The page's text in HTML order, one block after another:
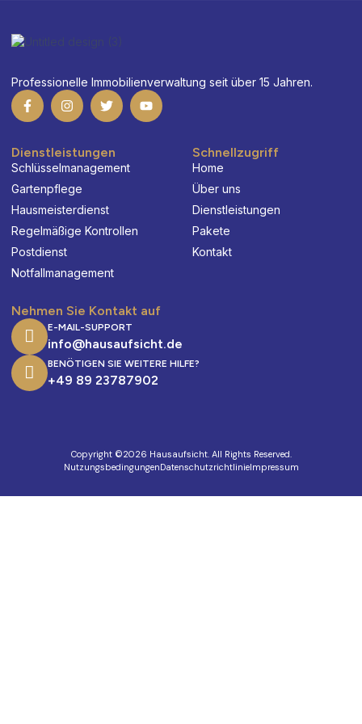
Professionelle Immobilienverwaltung seit über 15 Jahren.
F
a
c
b
o
o
k
-
f
I
n
s
a
g
r
a
m
T
w
i
t
e
r
Y
o
u
Dienstleistungen
Schlüsselmanagement
Gartenpflege
Hausmeisterdienst
Regelmäßige Kontrollen
Postdienst
Notfallmanagement
Schnellzugriff
Home
Über uns
Dienstleistungen
Pakete
Kontakt
Nehmen Sie Kontakt auf
E-MAIL-SUPPORT
info@hausaufsicht.de
BENÖTIGEN SIE WEITERE HILFE?
+49 89 23787902
Copyright ©2026 Hausaufsicht. All Rights Reserved.
NutzungsbedingungenDatenschutzrichtlinieImpressum